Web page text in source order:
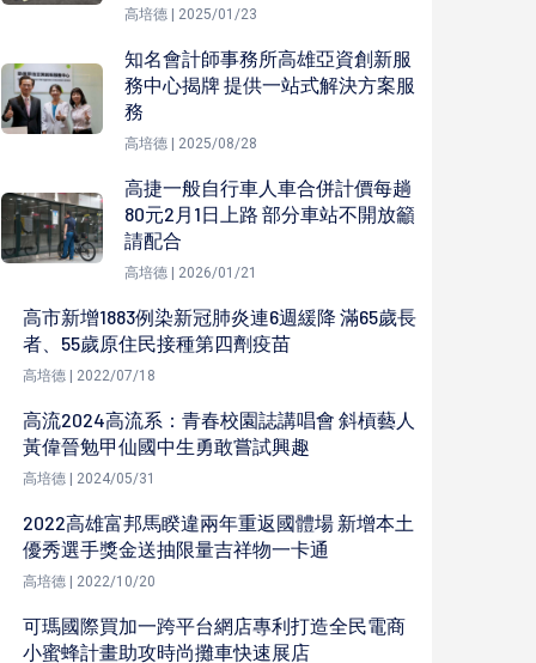
高培德 | 2025/01/23
知名會計師事務所高雄亞資創新服
務中心揭牌 提供一站式解決方案服
務
高培德 | 2025/08/28
高捷一般自行車人車合併計價每趟
80元2月1日上路 部分車站不開放籲
請配合
高培德 | 2026/01/21
高市新增1883例染新冠肺炎連6週緩降 滿65歲長
者、55歲原住民接種第四劑疫苗
高培德 | 2022/07/18
高流2024高流系：青春校園誌講唱會 斜槓藝人
黃偉晉勉甲仙國中生勇敢嘗試興趣
高培德 | 2024/05/31
2022高雄富邦馬睽違兩年重返國體場 新增本土
優秀選手獎金送抽限量吉祥物一卡通
高培德 | 2022/10/20
可瑪國際買加一跨平台網店專利打造全民電商
小蜜蜂計畫助攻時尚攤車快速展店